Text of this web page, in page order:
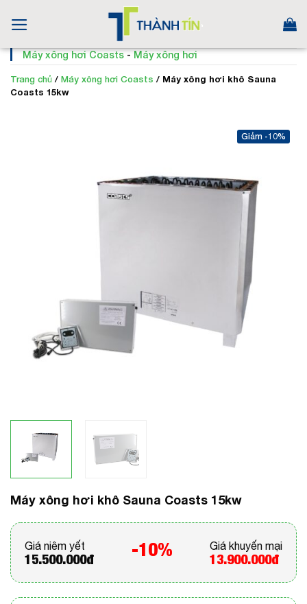
Máy xông hơi Coasts-Máy xông hơi
Trang chủ / Máy xông hơi Coasts / Máy xông hơi khô Sauna
Coasts 15kw
-10%
Máy xông hơi khô Sauna Coasts 15kw
Giá niêm yết
15.500.000đ -10% Giá khuyến mại
13.900.000đ